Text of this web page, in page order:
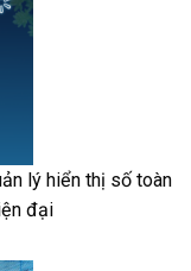
lý hiển thị số toàn
đại